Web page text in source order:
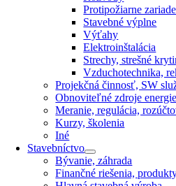
Protipožiarne
Stavebné výplne
Výťahy
Elektroinštalácia
Strechy, strešné
Vzduchotechnika,
Projekčná činnosť, SW
Obnoviteľné zdroje energie
Meranie, regulácia,
Kurzy, školenia
Iné
Stavebníctvo
Bývanie, záhrada
Finančné riešenia,